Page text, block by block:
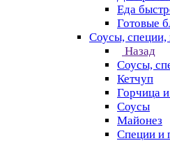
Еда
Готовые
Соусы,
Назад
Соусы,
Кетчуп
Горчица
Соусы
Майонез
Специи и